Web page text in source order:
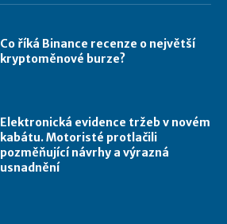
Co říká Binance recenze o největší
kryptoměnové burze?
Elektronická evidence tržeb v novém
kabátu. Motoristé protlačili
pozměňující návrhy a výrazná
usnadnění